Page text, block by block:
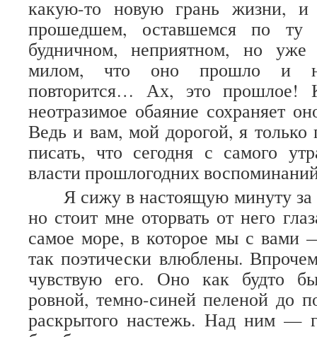
какую-то новую грань жизни,
прошедшем, оставшемся по
будничном, неприятном, но уже
милом, что оно прошло и
повторится… Ах, это прошлое!
неотразимое обаяние сохраняет
Ведь и вам, мой дорогой, я только
писать, что сегодня с самого
власти прошлогодних
Я сижу в настоящую минуту
но стоит мне оторвать от него
самое море, в которое мы с
так поэтически влюблены.
чувствую его. Оно как будто
ровной, темно-синей пеленой до
раскрытого настежь. Над ним —